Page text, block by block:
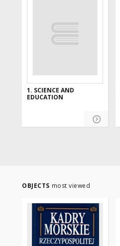
1. SCIENCE AND
EDUCATION
OBJECTS most viewed